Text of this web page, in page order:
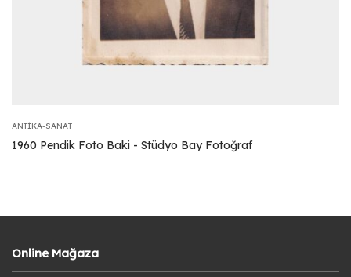
ANTIKA-SANAT
1960 Pendik Foto Baki - Stüdyo Bay Fotoğraf
Online Mağaza